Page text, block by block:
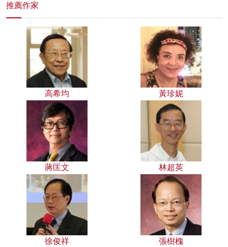
推薦作家
高希均 黃珍妮
蔣匡文 林超英
徐俊祥 張樹槐